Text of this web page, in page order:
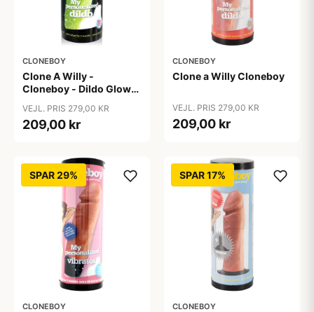
CLONEBOY
Clone A Willy -
Cloneboy - Dildo Glow
VEJL. PRIS 279,00 KR
209,00 kr
CLONEBOY
Clone a Willy Cloneboy
VEJL. PRIS 279,00 KR
209,00 kr
SPAR 29%
CLONEBOY
SPAR 17%
CLONEBOY